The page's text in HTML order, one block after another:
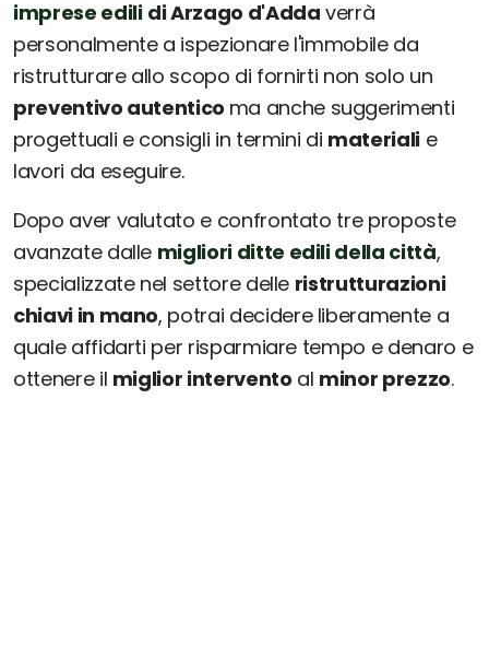
imprese edili di Arzago d'Adda verrà
personalmente a ispezionare l'immobile da
ristrutturare allo scopo di fornirti non solo un
preventivo autentico ma anche suggerimenti
progettuali e consigli in termini di materialie
lavori da eseguire.
Dopo aver valutato e confrontato tre proposte
avanzate dalle migliori ditte edili della città,
specializzate nel settore delle ristrutturazioni
chiavi in mano, potrai decidere liberamente a
quale affidarti per risparmiare tempo e denaro e
ottenere il miglior intervento al minor prezzo.